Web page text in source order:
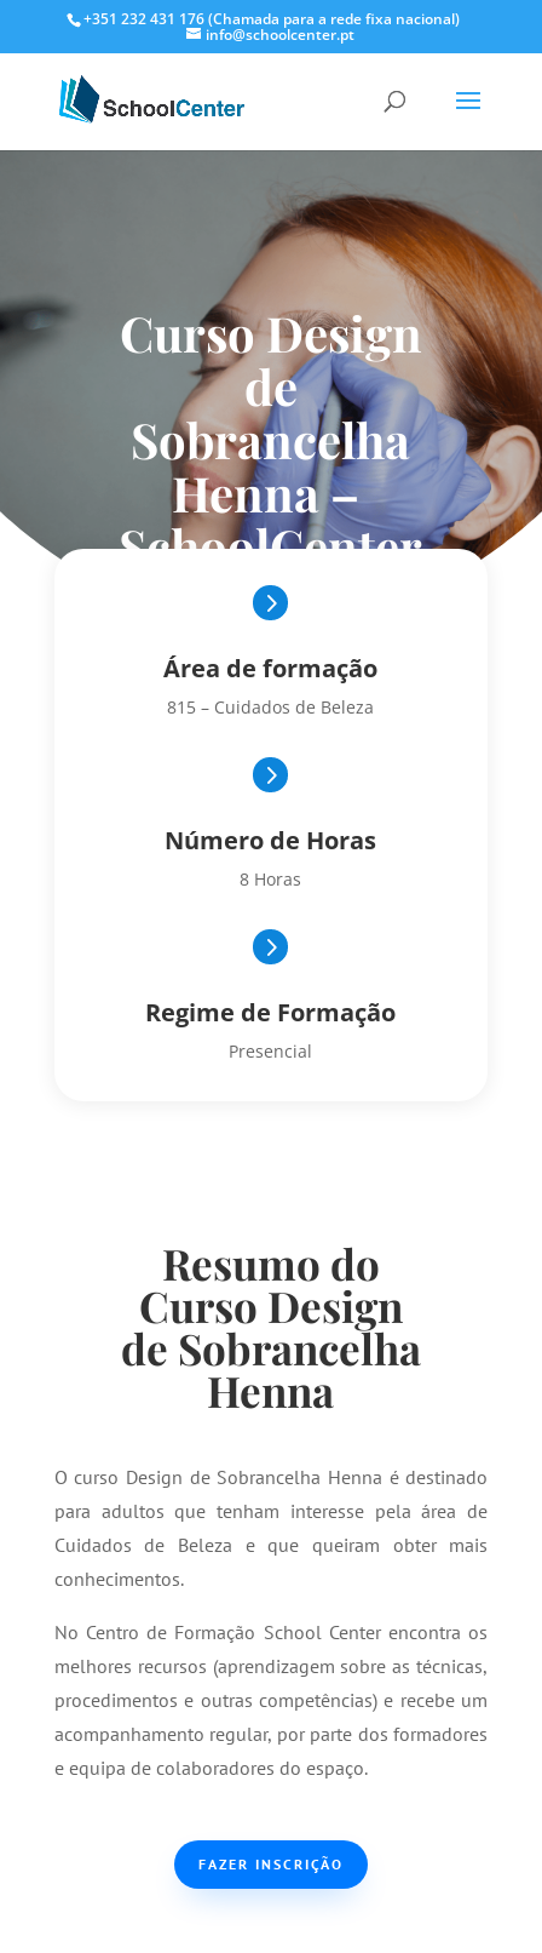
+351 232 431 176 (Chamada para a rede fixa nacional)
info@schoolcenter.pt
Curso Design
de
Sobrancelha
Henna –
SchoolCenter
5
Área de formação
815 – Cuidados de Beleza
5
Número de Horas
8 Horas
5
Regime de Formação
Presencial
Resumo do
Curso Design
de Sobrancelha
Henna
O curso Design de Sobrancelha Henna é destinado
para adultos que tenham interesse pela área de
Cuidados de Beleza e que queiram obter mais
conhecimentos.
No Centro de Formação School Center encontra os
melhores recursos (aprendizagem sobre as técnicas,
procedimentos e outras competências) e recebe um
acompanhamento regular, por parte dos formadores
e equipa de colaboradores do espaço.
FAZER INSCRIÇÃO